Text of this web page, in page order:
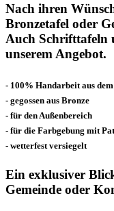
Nach ihren
Bronzetafel oder
Auch Schrifttafeln
unserem Angebot.
- 100% Handarbeit aus
- gegossen aus Bronze
- für den Außenbereich
- für die Farbgebung mit
- wetterfest versiegelt
Ein exklusiver
Gemeinde oder